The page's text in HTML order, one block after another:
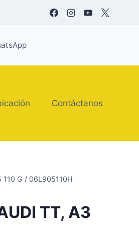
Contáctanos
110 G / 06L905110H
TT, A3